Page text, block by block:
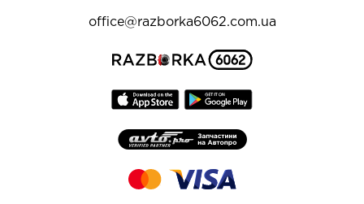
office@razborka6062.com.ua